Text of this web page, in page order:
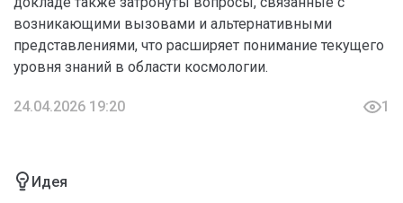
возникающими вызовами и альтернативными
представлениями, что расширяет понимание текущего
уровня знаний в области космологии.
24.04.2026 19:20 1
Идея